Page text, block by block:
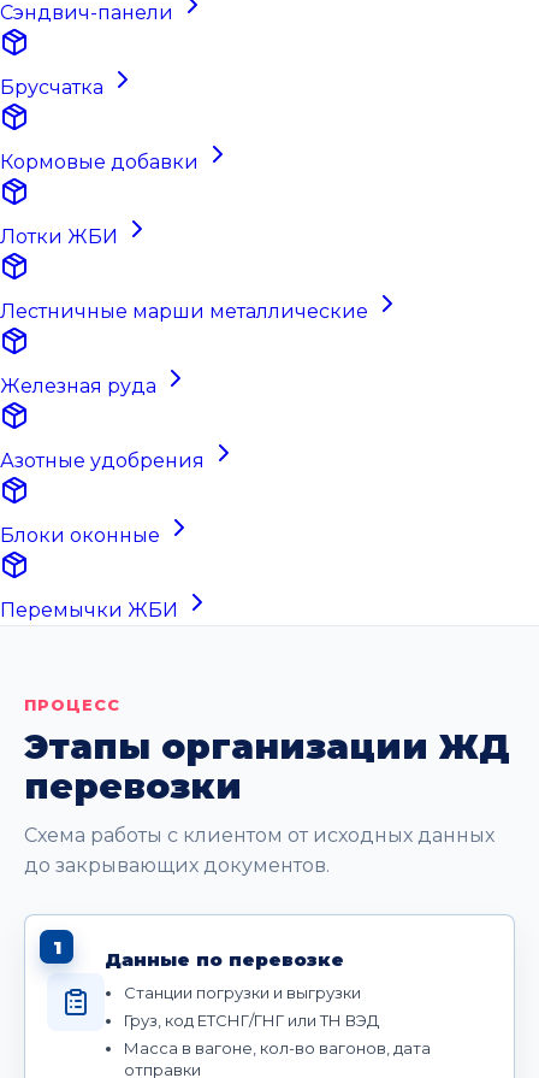
Сэндвич-панели
Брусчатка
Кормовые добавки
Лотки ЖБИ
Лестничные марши металлические
Железная руда
Азотные удобрения
Блоки оконные
Перемычки ЖБИ
ПРОЦЕСС
Этапы организации ЖД
перевозки
Схема работы с клиентом от исходных данных
до закрывающих документов.
1
Данные по перевозке
Станции погрузки и выгрузки
Груз, код ЕТСНГ/ГНГ или ТН ВЭД
Масса в вагоне, кол-во вагонов, дата
отправки